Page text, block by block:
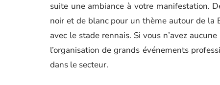
suite une ambiance à votre manifestation.
noir et de blanc pour un thème autour de la
avec le stade rennais. Si vous n’avez
l’organisation de grands événements
dans le secteur.